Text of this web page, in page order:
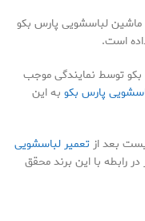
ماشین لباسشویی پارس بکو
است.
توسط نمایندگی موجب
پارس بکو به این
بعد ازتعمیر لباسشویی
رابطه با این برند محقق